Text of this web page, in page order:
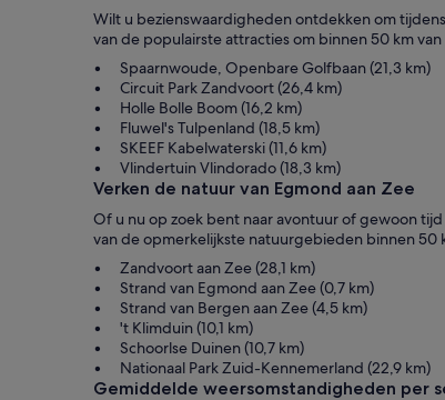
Wilt u bezienswaardigheden ontdekken om
van de populairste attracties om binnen 50 km
Spaarnwoude, Openbare Golfbaan (21,3 km)
Circuit Park Zandvoort (26,4 km)
Holle Bolle Boom (16,2 km)
Fluwel's Tulpenland (18,5 km)
SKEEF Kabelwaterski (11,6 km)
Vlindertuin Vlindorado (18,3 km)
Verken de natuur van Egmond aan Zee
Of u nu op zoek bent naar avontuur of gewoon
van de opmerkelijkste natuurgebieden binnen 50
Zandvoort aan Zee (28,1 km)
Strand van Egmond aan Zee (0,7 km)
Strand van Bergen aan Zee (4,5 km)
't Klimduin (10,1 km)
Schoorlse Duinen (10,7 km)
Nationaal Park Zuid-Kennemerland (22,9 km)
Gemiddelde weersomstandigheden per